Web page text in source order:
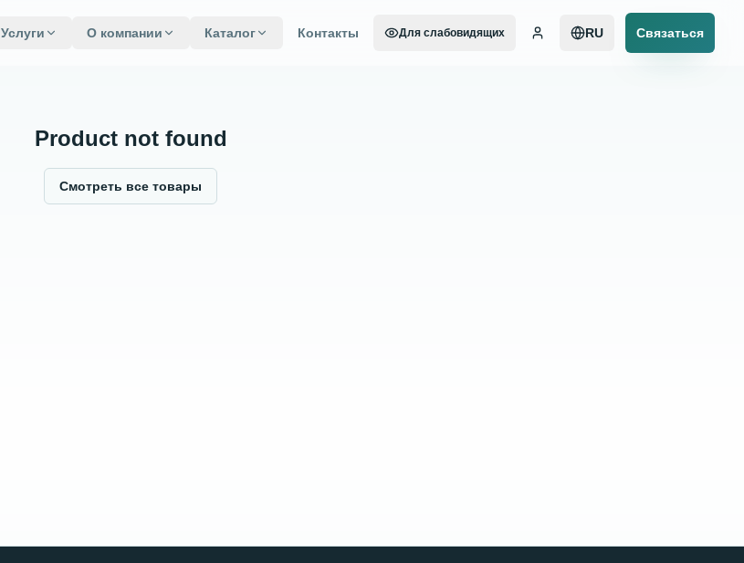
Услуги О компании Каталог Контакты Для слабовидящих RU Связаться
Product not found
Смотреть все товары